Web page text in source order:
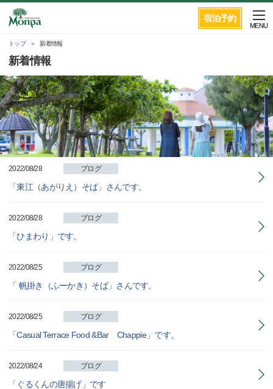
宿泊予約
MENU
トップ 新着情報
新着情報
2022/08/28 ブログ
「東江（あがりえ）そば」さんです。
2022/08/28 ブログ
「ひまわり」です。
2022/08/25 ブログ
「 帆掛き（ふーかき）そば」さんです。
2022/08/25 ブログ
「Casual Terrace Food &Bar Chappie」です。
2022/08/24 ブログ
「ぐるくんの唐揚げ」です